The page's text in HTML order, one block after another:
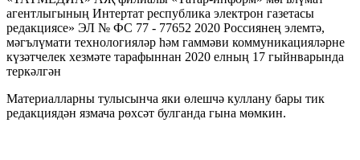
агентлыгының Интертат республика электрон газетасы
редакциясе» ЭЛ № ФС 77 - 77652 2020 Россиянең элемтә,
мәгълүмати технологияләр һәм гаммәви коммуникацияләрне
күзәтчелек хезмәте тарафыннан 2020 елның 17 гыйнварында
теркәлгән
Материалларны тулысынча яки өлешчә куллану бары тик
редакциядән язмача рөхсәт булганда гына мөмкин.